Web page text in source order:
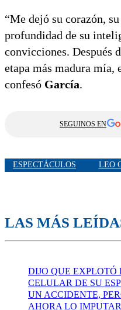
“Me dejó su corazón,
profundidad de su
convicciones. Después
etapa más madura mía,
confesó García.
SEGUINOS EN
ESPECTÁCULOS LEO
LAS MÁS
DIJO QUE EXPLOTÓ
CELULAR DE SU
UN ACCIDENTE,
AHORA LO